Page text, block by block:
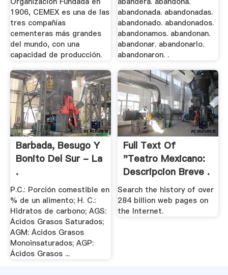
1906, CEMEX es una de las
tres compañías
cementeras más grandes
del mundo, con una
capacidad de producción.
abandonada. abandonadas.
abandonado. abandonados.
abandonamos. abandonan.
abandonar. abandonarlo.
abandonaron. .
Barbada, Besugo Y
Bonito Del Sur - La
.
P.C.: Porción comestible en
% de un alimento; H. C.:
Hidratos de carbono; AGS:
Ácidos Grasos Saturados;
AGM: Ácidos Grasos
Monoinsaturados; AGP:
Ácidos Grasos ...
Full Text Of
"Teatro Mexicano:
Descripcion Breve .
Search the history of over
284 billion web pages on
the Internet.